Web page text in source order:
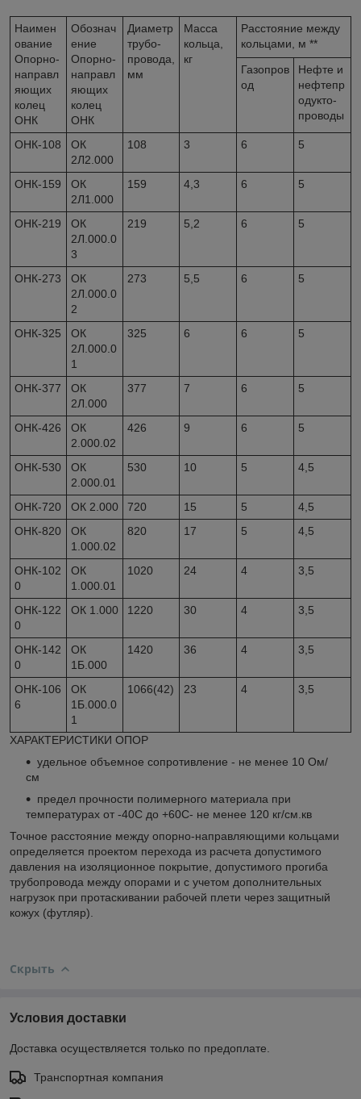
Наимен
ование
Опорно-
направл
яющих
колец
ОНК
Обознач
ение
Опорно-
направл
яющих
колец
ОНК
Диаметр
трубо-
провода,
мм
Масса
кольца,
кг
Расстояние между
кольцами, м **
Газопров
од
Нефте и
нефтепр
одукто-
проводы
ОНК-108
ОК
2Л2.000
108 3 6 5
ОНК-159
ОК
2Л1.000
159 4,3 6 5
ОНК-219
ОК
2Л.000.0
3
219 5,2 6 5
ОНК-273
ОК
2Л.000.0
2
273 5,5 6 5
ОНК-325
ОК
2Л.000.0
1
325 6 6 5
ОНК-377
ОК
2Л.000
377 7 6 5
ОНК-426
ОК
2.000.02
426 9 6 5
ОНК-530
ОК
2.000.01
530 10 5 4,5
ОНК-720 ОК 2.000 720 15 5
4,5
ОНК-820
ОК
1.000.02
820 17 5 4,5
ОНК-102
0
ОК
1.000.01
1020 24 4 3,5
ОНК-122
0
ОК 1.000 1220 30 4 3,5
ОНК-142
0
ОК
1Б.000
1420 36 4 3,5
ОНК-106
6
ОК
1Б.000.0
1
1066(42) 23 4 3,5
ХАРАКТЕРИСТИКИ ОПОР
удельное объемное сопротивление - не менее 10 Ом/
см
предел прочности полимерного материала при
температурах от -40С до +60С- не менее 120 кг/см.кв
Точное расстояние между опорно-направляющими кольцами
определяется проектом перехода из расчета допустимого
давления на изоляционное покрытие, допустимого прогиба
трубопровода между опорами и с учетом дополнительных
нагрузок при протаскивании рабочей плети через защитный
кожух (футляр).
Скрыть
Условия доставки
Доставка осуществляется только по предоплате.
Транспортная компания